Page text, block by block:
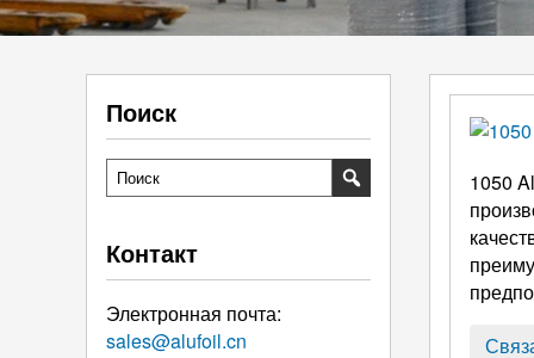
Поиск
Контакт
Электронная почта:
sales@alufoil.cn
1050